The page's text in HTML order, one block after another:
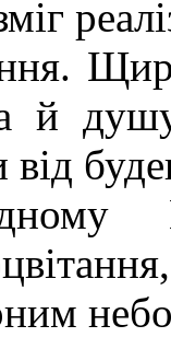
й
від